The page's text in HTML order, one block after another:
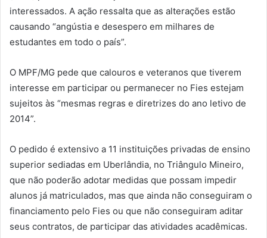
interessados. A ação ressalta que as alterações estão
causando “angústia e desespero em milhares de
estudantes em todo o país”.
O MPF/MG pede que calouros e veteranos que tiverem
interesse em participar ou permanecer no Fies estejam
sujeitos às “mesmas regras e diretrizes do ano letivo de
2014”.
O pedido é extensivo a 11 instituições privadas de ensino
superior sediadas em Uberlândia, no Triângulo Mineiro,
que não poderão adotar medidas que possam impedir
alunos já matriculados, mas que ainda não conseguiram o
financiamento pelo Fies ou que não conseguiram aditar
seus contratos, de participar das atividades acadêmicas.